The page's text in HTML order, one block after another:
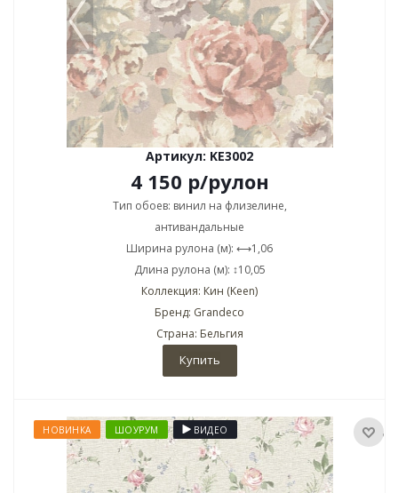
Артикул: KE3002
4 150 р/рулон
Тип обоев: винил на флизелине,
антивандальные
Ширина рулона (м): ⟷1,06
Длина рулона (м): ↕10,05
Коллекция: Кин (Keen)
Бренд: Grandeco
Страна: Бельгия
Купить
НОВИНКА ШОУРУМ ВИДЕО